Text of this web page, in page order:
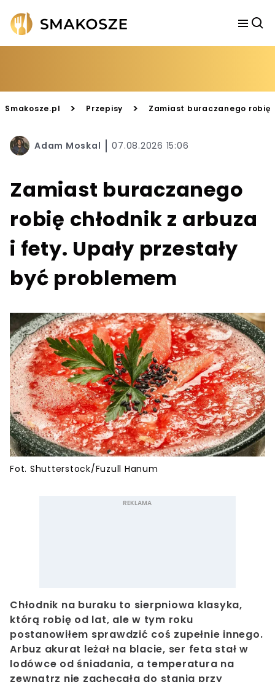
Smakosze.pl > Przepisy > Zamiast buraczanego robię
Adam Moskal 07.08.2026 15:06
Zamiast buraczanego
robię chłodnik z arbuza
i fety. Upały przestały
być problemem
Fot. Shutterstock/Fuzull Hanum
Chłodnik na buraku to sierpniowa klasyka,
którą robię od lat, ale w tym roku
postanowiłem sprawdzić coś zupełnie innego.
Arbuz akurat leżał na blacie, ser feta stał w
lodówce od śniadania, a temperatura na
zewnątrz nie zachęcała do stania przy